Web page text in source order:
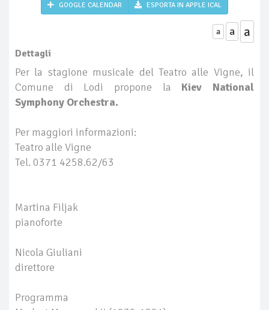
GOOGLE CALENDAR ESPORTA IN APPLE ICAL
a a a
Dettagli
Per la stagione musicale del Teatro alle Vigne, il
Comune di Lodi propone la Kiev National
Symphony Orchestra.
Per maggiori informazioni:
Teatro alle Vigne
Tel. 0371 4258.62/63
Martina Filjak
pianoforte
Nicola Giuliani
direttore
Programma